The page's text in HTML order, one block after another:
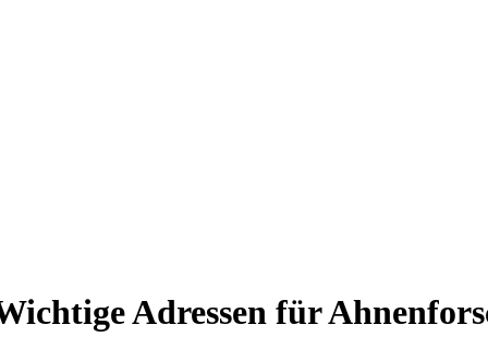
Adressen für